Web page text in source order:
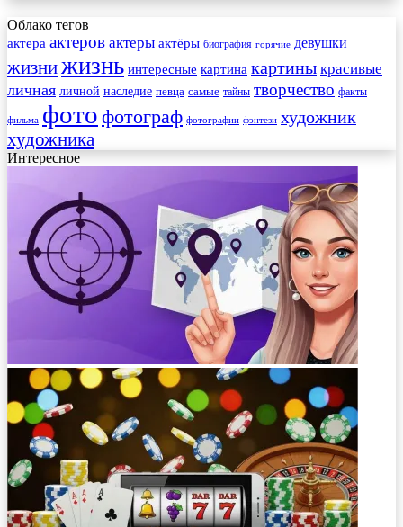
Облако тегов
актера актеров актеры актёры биография горячие девушки
жизнижизнь интересные картина картины красивые
личная личной наследие певца самые тайны творчество факты
фильма фото фотограф фотографии фэнтези художник
художника
Интересное